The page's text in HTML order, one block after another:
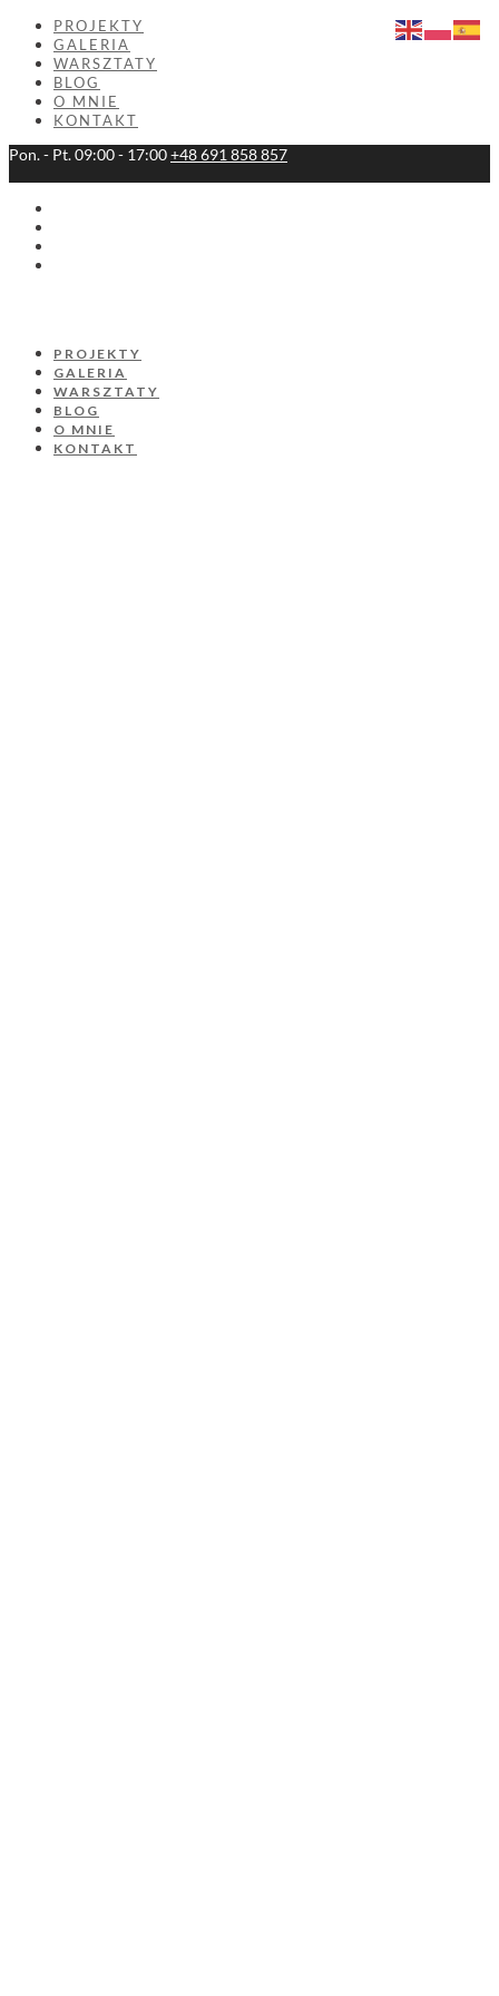
PROJEKTY
GALERIA
WARSZTATY
BLOG
O MNIE
KONTAKT
Pon. - Pt. 09:00 - 17:00+48 691 858 857
PROJEKTY
GALERIA
WARSZTATY
BLOG
O MNIE
KONTAKT